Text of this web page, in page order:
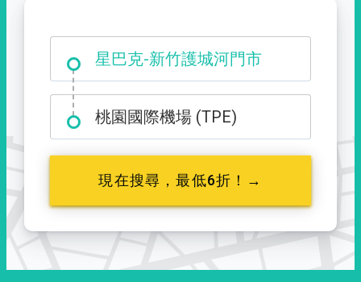
星巴克-新竹護城河門市
大霸尖山登山口
桃園國際機場 (TPE)
現在搜尋，最低6折！→